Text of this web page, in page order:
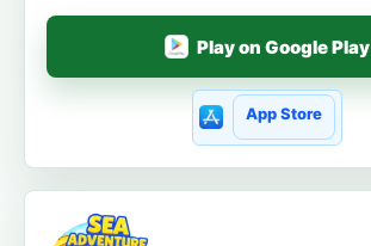
Play on Google Play
App Store